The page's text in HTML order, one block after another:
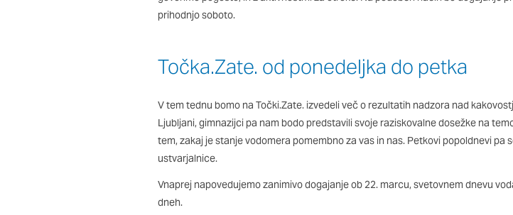
prihodnjo soboto.
Točka.Zate. od ponedeljka do petka
V tem tednu bomo na Točki.Zate. izvedeli več o rezultatih nadzora nad
Ljubljani, gimnazijci pa nam bodo predstavili svoje raziskovalne dosežke na
tem, zakaj je stanje vodomera pomembno za vas in nas. Petkovi popoldnevi pa
ustvarjalnice.
Vnaprej napovedujemo zanimivo dogajanje ob 22. marcu, svetovnem dnevu
dneh.
Potrdi moje izbire